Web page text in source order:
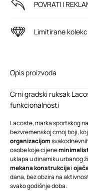
POVRATI I
Limitirane
Opis proizvoda
Crni gradski ruksak
funkcionalnosti
Lacoste, marka sportskog
bezvremenskoj crnoj boji,
organizacijom
osobe koje cijene
uklapa u dinamiku urbanog
mekana konstrukcijai
dana, bez obzira na
svako godišnje doba.